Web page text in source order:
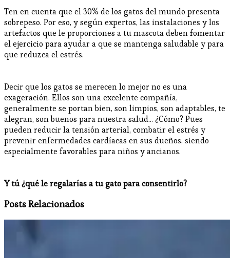
Ten en cuenta que el 30% de los gatos del mundo presenta
sobrepeso. Por eso, y según expertos, las instalaciones y los
artefactos que le proporciones a tu mascota deben fomentar
el ejercicio para ayudar a que se mantenga saludable y para
que reduzca el estrés.
Decir que los gatos se merecen lo mejor no es una
exageración. Ellos son una excelente compañía,
generalmente se portan bien, son limpios, son adaptables, te
alegran, son buenos para nuestra salud... ¿Cómo? Pues
pueden reducir la tensión arterial, combatir el estrés y
prevenir enfermedades cardíacas en sus dueños, siendo
especialmente favorables para niños y ancianos.
Y tú ¿qué le regalarías a tu gato para consentirlo?
Posts Relacionados